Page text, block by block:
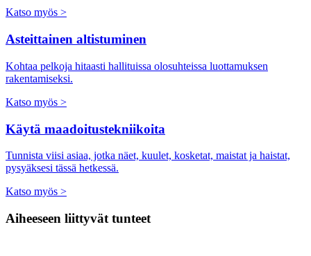
Katso myös >
Asteittainen altistuminen
Kohtaa pelkoja hitaasti hallituissa olosuhteissa luottamuksen
rakentamiseksi.
Katso myös >
Käytä maadoitustekniikoita
Tunnista viisi asiaa, jotka näet, kuulet, kosketat, maistat ja haistat,
pysyäksesi tässä hetkessä.
Katso myös >
Aiheeseen liittyvät tunteet